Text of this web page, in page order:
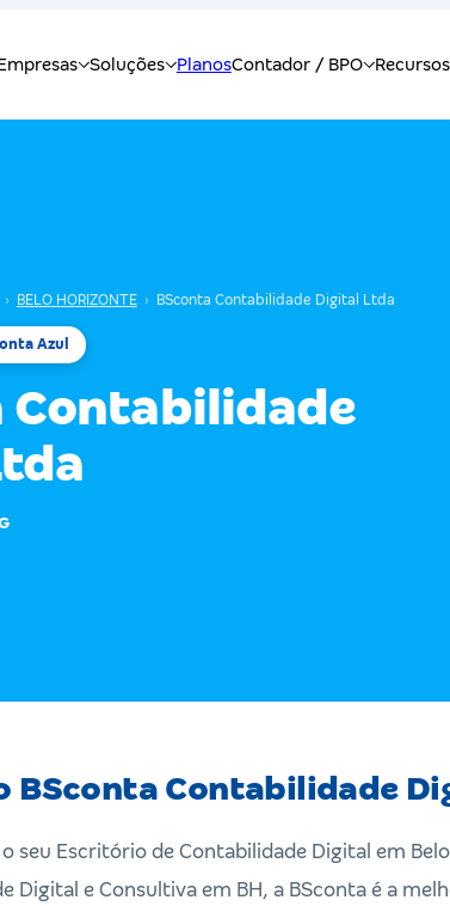
› BELO HORIZONTE › BSconta Contabilidade Digital Ltda
Azul
Contabilidade
BSconta Contabilidade
o seu Escritório de Contabilidade Digital em
Digital e Consultiva em BH, a BSconta é a